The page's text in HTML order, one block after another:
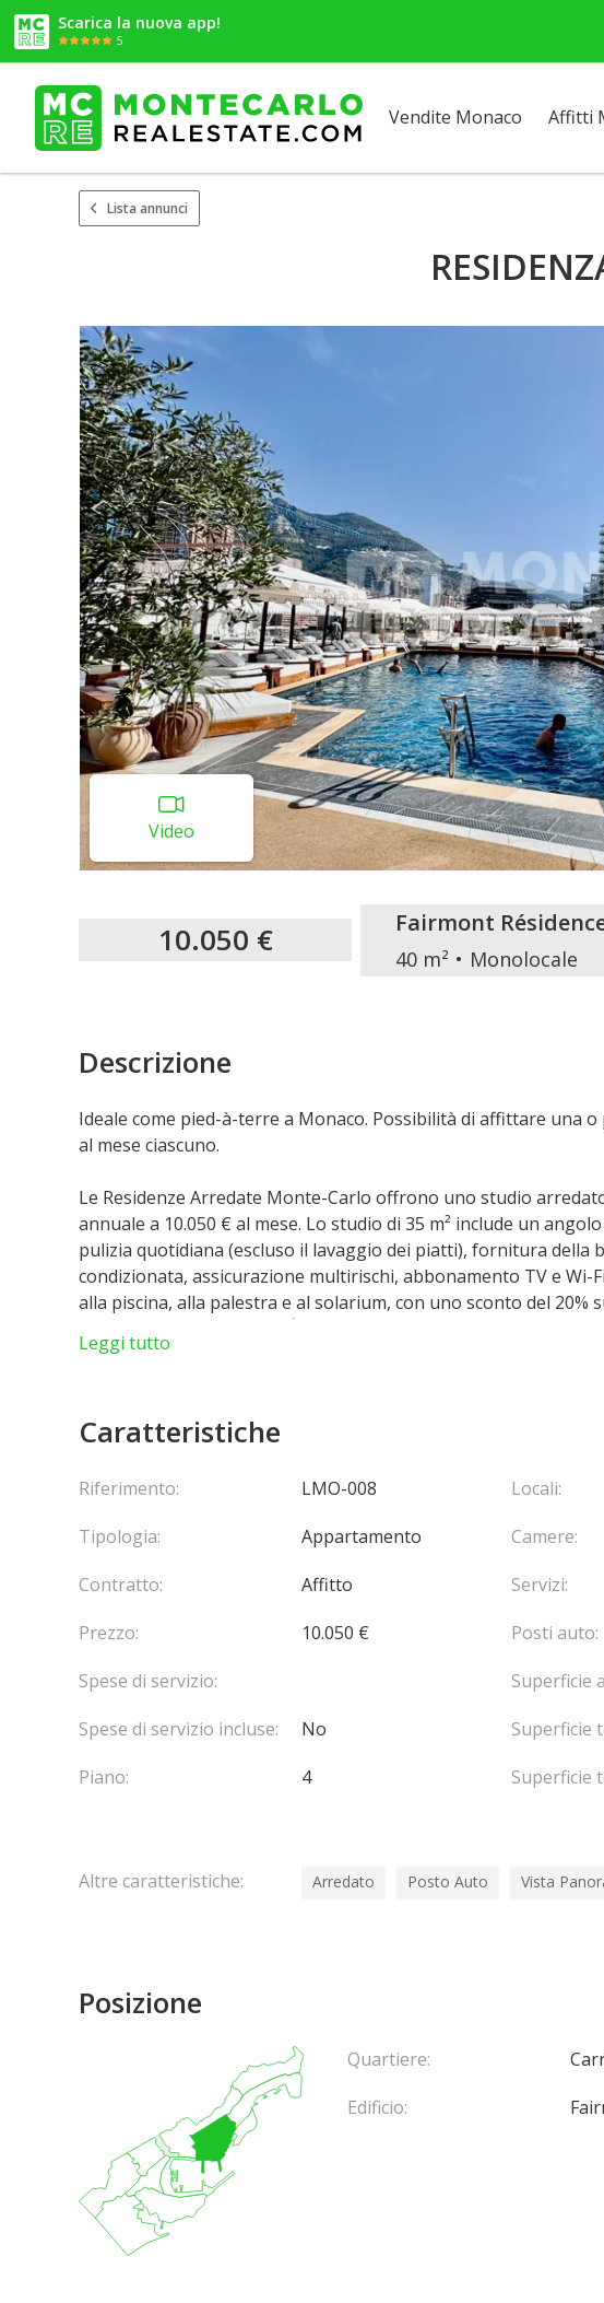
Scarica la nuova app!
5
Vendite Monaco Affitti
Lista annunci
Video
10.050 € Fairmont
40 m² Monolocale
Descrizione
Ideale come pied-à-terre a Monaco. Possibilità di affittare una
al mese ciascuno.
Le Residenze Arredate Monte-Carlo offrono uno studio
annuale a 10.050 € al mese. Lo studio di 35 m² include un
pulizia quotidiana (escluso il lavaggio dei piatti), fornitura della
condizionata, assicurazione multirischi, abbonamento TV e Wi-
alla piscina, alla palestra e al solarium, con uno sconto del 20%
Leggi tutto
Caratteristiche
Riferimento:
LMO-008
Tipologia:
Appartamento
Contratto:
Affitto
Prezzo:
10.050 €
Spese di servizio:
Spese di servizio incluse:
No
Piano:
4
Locali:
Camere:
Servizi:
Posti auto:
Superficie
Superficie
Superficie
Altre caratteristiche: Arredato Posto Auto Vista
Posizione
Quartiere:
Edificio: